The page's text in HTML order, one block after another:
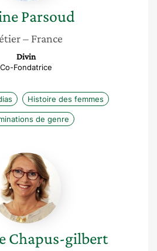
Parsoud
– France
Divin
Co-Fondatrice
Histoire des femmes
de genre
Valentine
Chapus-
gilbert
Chapus-gilbert